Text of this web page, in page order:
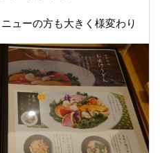
ューの方も大きく様変わり